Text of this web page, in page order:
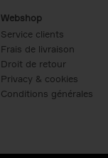
Webshop
Service clients
Frais de livraison
Droit de retour
Privacy & cookies
Conditions générales